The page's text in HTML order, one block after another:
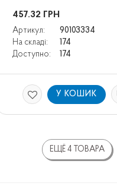
457.32 ГРН
Артикул:
90103334
На складі:
174
Доступно:
174
У КОШИК
ЕЩЁ 4 ТОВАРА